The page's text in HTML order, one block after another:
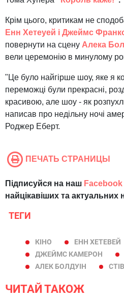
Крім цього, критикам не
Енн Хетеуей і Джеймс
повернути на сцену Алека
вели церемонію в минулому
"Це було найгірше шоу, яке я
переможці були прекрасні,
красивою, але шоу - як
написав про недільну ночі
Роджер Еберт.
ПЕЧАТЬ СТРАНИЦЫ
Підписуйся на наш Facebook
найцікавіших та актуальних
ТЕГИ
КІНО ЕНН ХЕТЕВЕЙ
ДЖЕЙМС КАМЕРОН
АЛЕК БОЛДУІН
ЧИТАЙ ТАКОЖ